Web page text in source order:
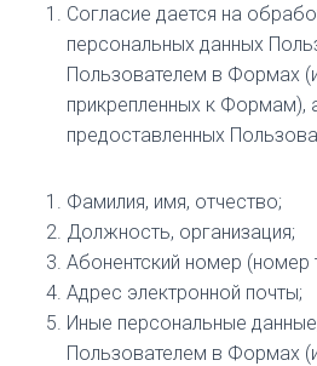
Согласие дается на
персональных данных
Пользователем в Формах
прикрепленных к Формам),
предоставленных
Фамилия, имя, отчество;
Должность, организация;
Абонентский номер (номер
Адрес электронной почты;
Иные персональные
Пользователем в Формах